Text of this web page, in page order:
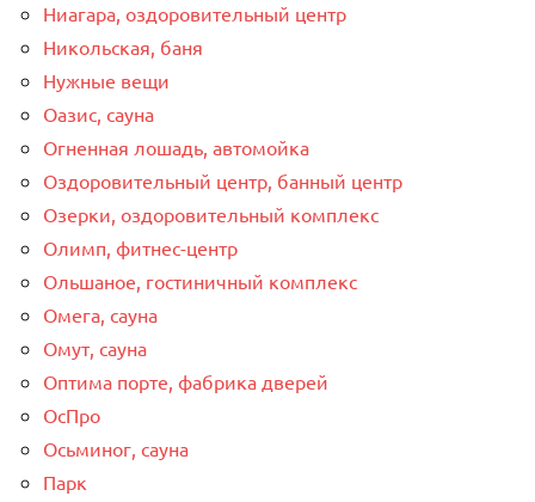
Ниагара, оздоровительный центр
Никольская, баня
Нужные вещи
Оазис, сауна
Огненная лошадь, автомойка
Оздоровительный центр, банный центр
Озерки, оздоровительный комплекс
Олимп, фитнес-центр
Ольшаное, гостиничный комплекс
Омега, сауна
Омут, сауна
Оптима порте, фабрика дверей
ОсПро
Осьминог, сауна
Парк